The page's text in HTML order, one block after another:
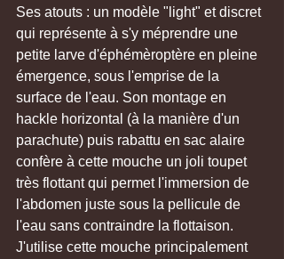
Ses atouts : un modèle "light" et discret
qui représente à s'y méprendre une
petite larve d'éphémèroptère en pleine
émergence, sous l'emprise de la
surface de l'eau. Son montage en
hackle horizontal (à la manière d'un
parachute) puis rabattu en sac alaire
confère à cette mouche un joli toupet
très flottant qui permet l'immersion de
l'abdomen juste sous la pellicule de
l'eau sans contraindre la flottaison.
J'utilise cette mouche principalement